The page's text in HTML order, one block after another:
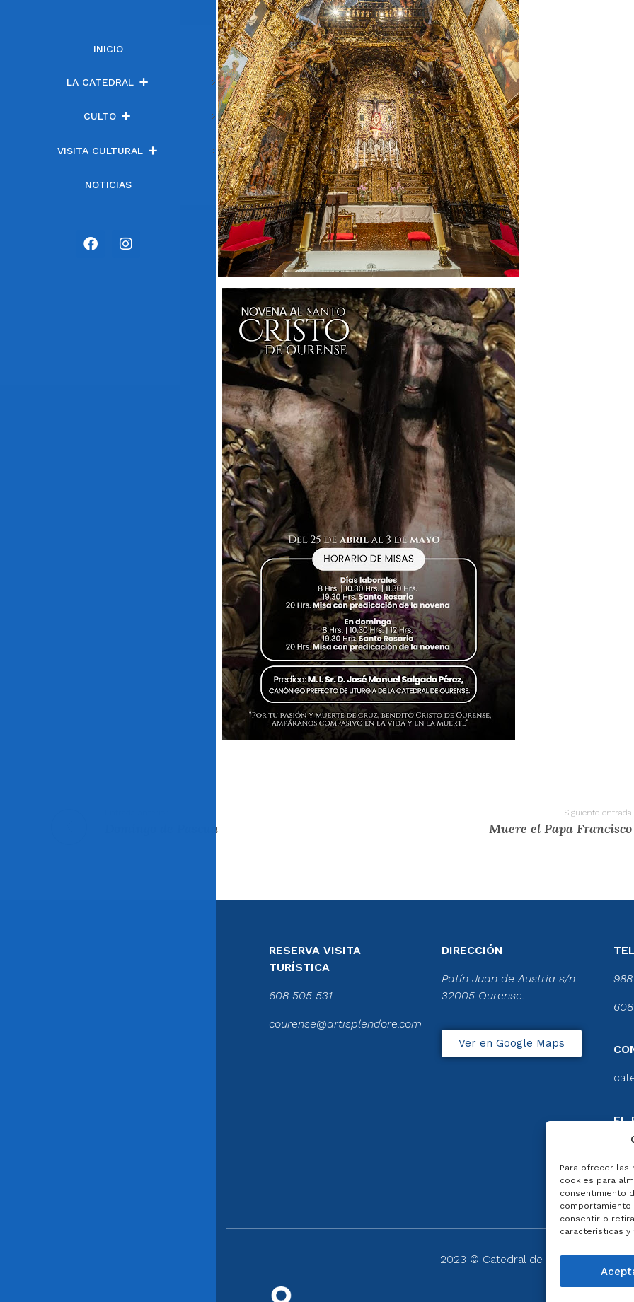
Para ofrecer las
cookies para
consentimiento
comportamiento
consentir o
características y
INICIO
LA CATEDRAL
CULTO
VISITA CULTURAL
NOTICIAS
Domingo de Pascua
Siguiente entrada
Muere el Papa Francisco
RESERVA VISITA
TURÍSTICA
608 505 531
courense@artisplendore.com
DIRECCIÓN
Patín Juan de Austria s/n
32005 Ourense.
Ver en Google Maps
EL
Ver
2023 © Catedral de Ourense – web